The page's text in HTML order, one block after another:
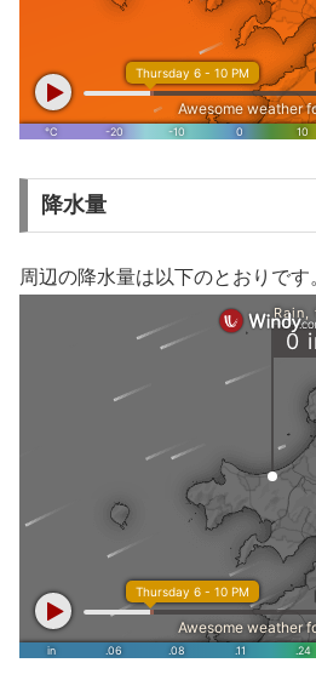
降水量
周辺の降水量は以下のとおりです